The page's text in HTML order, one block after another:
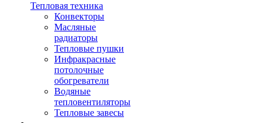
Тепловая техника
Конвекторы
Масляные
радиаторы
Тепловые пушки
Инфракрасные
потолочные
обогреватели
Водяные
тепловентиляторы
Тепловые завесы